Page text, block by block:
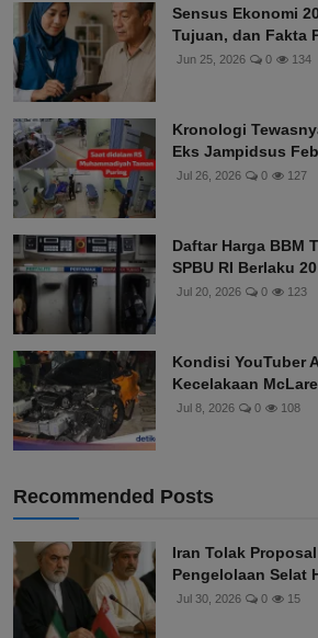
Sensus Ekonomi
Tujuan, dan Fakta
Jun 25, 2026 0 134
Kronologi
Eks Jampidsus
Jul 26, 2026 0 127
Daftar Harga BBM
SPBU RI Berlaku
Jul 20, 2026 0 123
Kondisi YouTuber
Kecelakaan
Jul 8, 2026 0 108
Recommended Posts
Iran Tolak
Pengelolaan Selat
Jul 30, 2026 0 15